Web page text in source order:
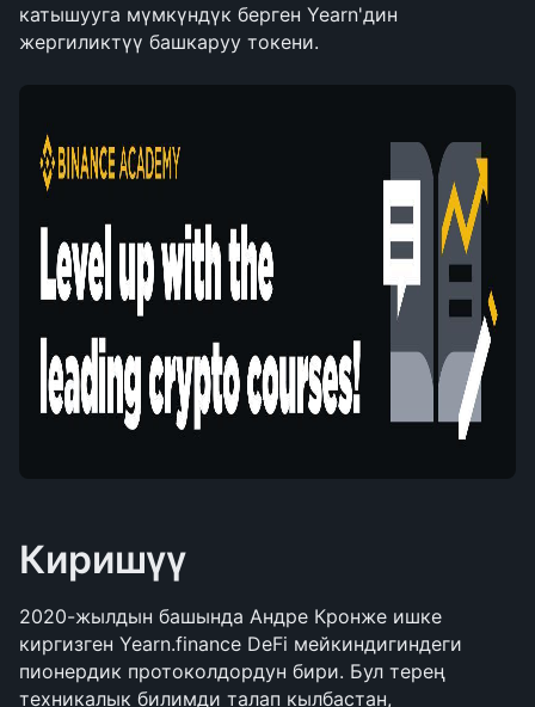
катышууга мүмкүндүк берген Yearn'дин
жергиликтүү башкаруу токени.
Киришүү
2020-жылдын башында Андре Кронже ишке
киргизген Yearn.finance DeFi мейкиндигиндеги
пионердик протоколдордун бири. Бул терең
техникалык билимди талап кылбастан,